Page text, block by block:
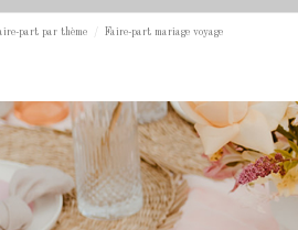
part par thème Faire-part mariage voyage